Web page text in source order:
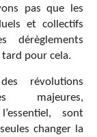
pas que les
et collectifs
pour cela.
révolutions
majeures,
sont
changer la